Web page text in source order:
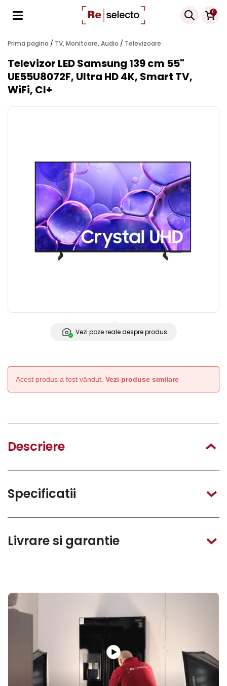
0
Products
search
Prima pagina / TV, Monitoare, Audio / Televizoare
Televizor LED Samsung 139 cm 55"
UE55U8072F, Ultra HD 4K, Smart TV,
WiFi, CI+
Vezi poze reale despre produs
Acest produs a fost vândut. Vezi produse similare
Descriere
Specificatii
Livrare si garantie